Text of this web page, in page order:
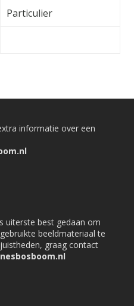
Particulier
informatie over een
uiterste best gedaan om
beeldmateriaal te
graag contact